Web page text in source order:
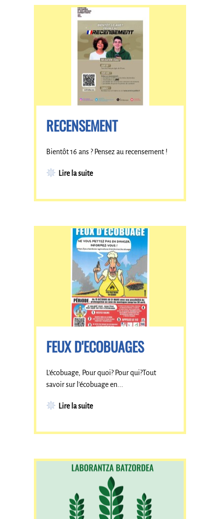
RECENSEMENT
Bientôt 16 ans ? Pensez au recensement !
Lire la suite
FEUX D'ECOBUAGES
L'écobuage, Pour quoi? Pour qui?Tout
savoir sur l'écobuage en...
Lire la suite